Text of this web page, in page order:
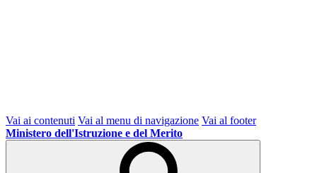
Vai ai contenuti Vai al menu di navigazione Vai al footer
Ministero dell'Istruzione e del Merito